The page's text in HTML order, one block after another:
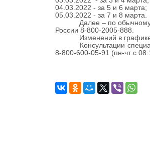
04.03.2022 - за 5 и 6 марта;
05.03.2022 - за 7 и 8 марта.
Далее – по обычному
России 8-800-2005-888.
Изменений в графике
Консультации
8-800-600-05-91 (пн-чт с